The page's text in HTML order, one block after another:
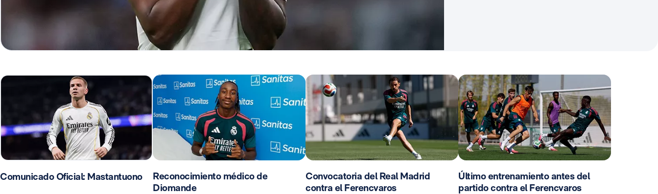
Comunicado Oficial: Mastantuono
Reconocimiento médico de
Diomande
Convocatoria del Real Madrid
contra el Ferencvaros
Último entrenamiento antes del
partido contra el Ferencvaros